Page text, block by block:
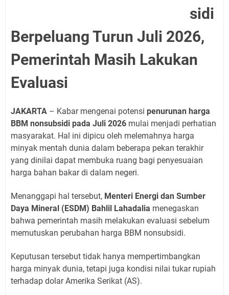
sidi
Berpeluang Turun Juli 2026,
Pemerintah Masih Lakukan
Evaluasi
JAKARTA – Kabar mengenai potensi penurunan harga
BBM nonsubsidi pada Juli 2026 mulai menjadi perhatian
masyarakat. Hal ini dipicu oleh melemahnya harga
minyak mentah dunia dalam beberapa pekan terakhir
yang dinilai dapat membuka ruang bagi penyesuaian
harga bahan bakar di dalam negeri.
Menanggapi hal tersebut, Menteri Energi dan Sumber
Daya Mineral (ESDM) Bahlil Lahadalia menegaskan
bahwa pemerintah masih melakukan evaluasi sebelum
memutuskan perubahan harga BBM nonsubsidi.
Keputusan tersebut tidak hanya mempertimbangkan
harga minyak dunia, tetapi juga kondisi nilai tukar rupiah
terhadap dolar Amerika Serikat (AS).